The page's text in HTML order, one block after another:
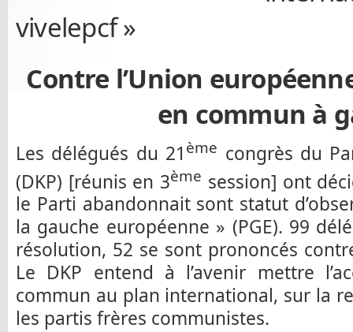
vivelepcf »
Contre l’Union
en commun à
Les délégués du 21 ème congrès du
(DKP) [réunis en 3ème session] ont
le Parti abandonnait sont statut
la gauche européenne » (PGE). 99
résolution, 52 se sont prononcés
Le DKP entend à l’avenir mettre
commun au plan international, sur la
les partis frères communistes.